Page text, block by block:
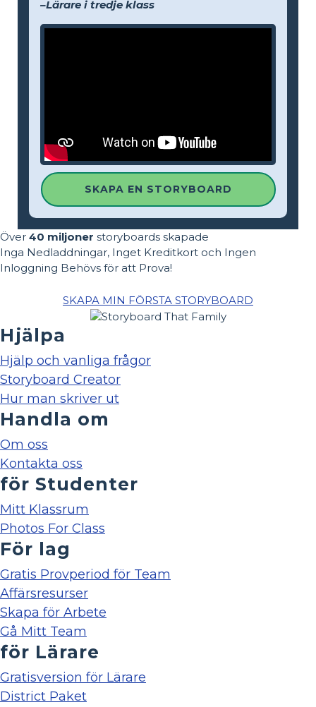
–Lärare i tredje klass
SKAPA EN STORYBOARD
Över 40 miljoner storyboards skapade
Inga Nedladdningar, Inget Kreditkort och Ingen
Inloggning Behövs för att Prova!
SKAPA MIN FÖRSTA STORYBOARD
Hjälpa
Hjälp och vanliga frågor
Storyboard Creator
Hur man skriver ut
Handla om
Om oss
Kontakta oss
för Studenter
Mitt Klassrum
Photos For Class
För lag
Gratis Provperiod för Team
Affärsresurser
Skapa för Arbete
Gå Mitt Team
för Lärare
Gratisversion för Lärare
District Paket